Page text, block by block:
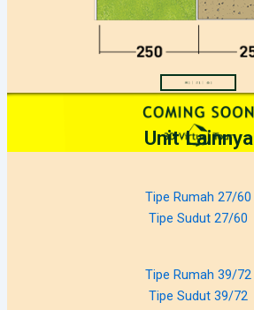
Unit Lainnya
Tipe Rumah 27/60
Tipe Sudut 27/60
Tipe Rumah 39/72
Tipe Sudut 39/72